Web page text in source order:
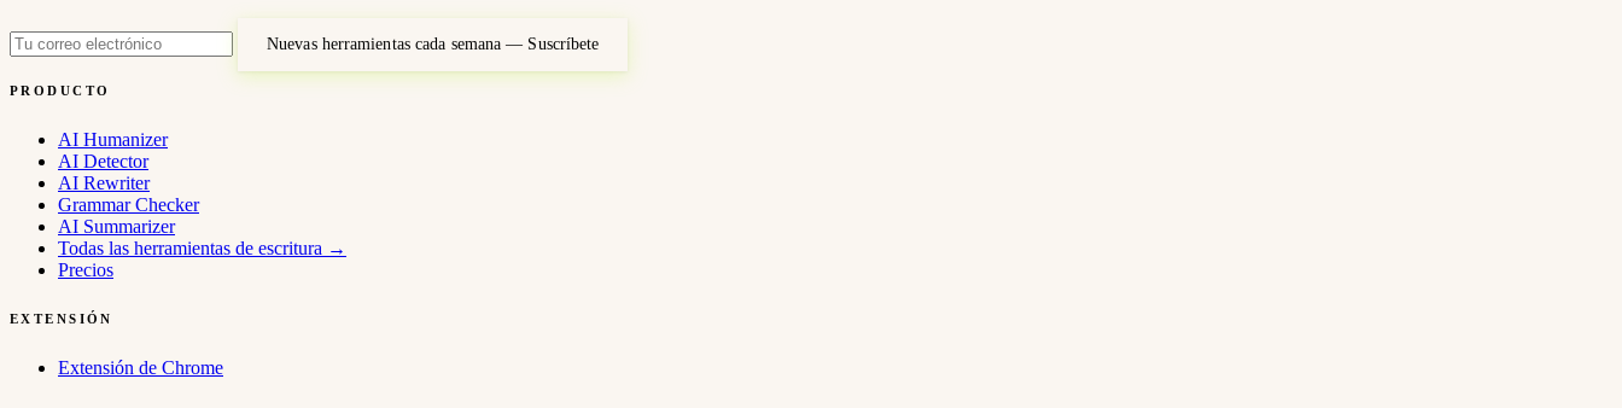
Nuevas herramientas cada semana — Suscríbete
PRODUCTO
AI Humanizer
AI Detector
AI Rewriter
Grammar Checker
AI Summarizer
Todas las herramientas de escritura →
Precios
EXTENSIÓN
Extensión de Chrome